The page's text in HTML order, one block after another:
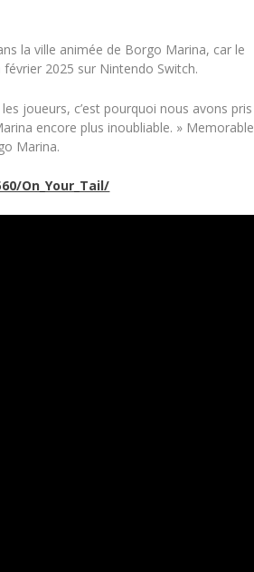
la ville animée de Borgo Marina, car le
2025 sur Nintendo Switch.
joueurs, c’est pourquoi nous avons pris
encore plus inoubliable. » Memorable
Marina.
On_Your_Tail/